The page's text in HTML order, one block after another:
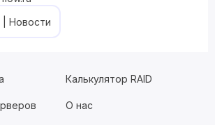
| Новости
Калькулятор RAID
О нас